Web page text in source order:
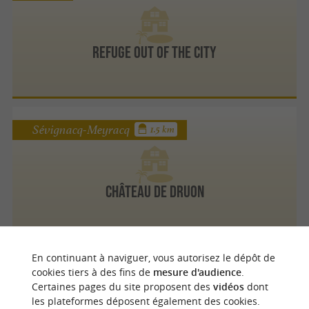
Refuge Out of the City
Château de Druon
Sévignacq-Meyracq 1.5 km
Izeste 1.6 km
En continuant à naviguer, vous autorisez le dépôt de
cookies tiers à des fins de mesure d'audience.
Certaines pages du site proposent des vidéosdont
les plateformes déposent également des cookies.